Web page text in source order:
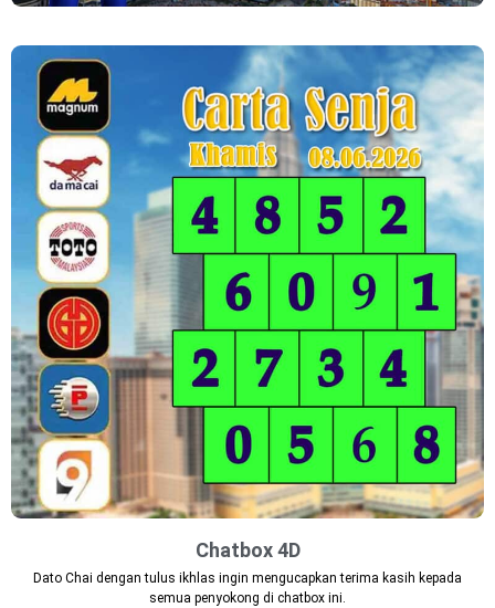
Chatbox 4D
Dato Chai dengan tulus ikhlas ingin mengucapkan terima kasih kepada
semua penyokong di chatbox ini.